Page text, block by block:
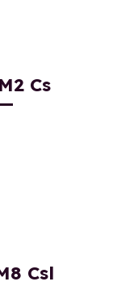
Cs
Csl